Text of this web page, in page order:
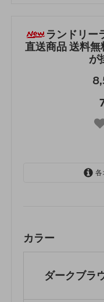
ランドリー
直送商品 送料
が
各
カラー
ダークブラ